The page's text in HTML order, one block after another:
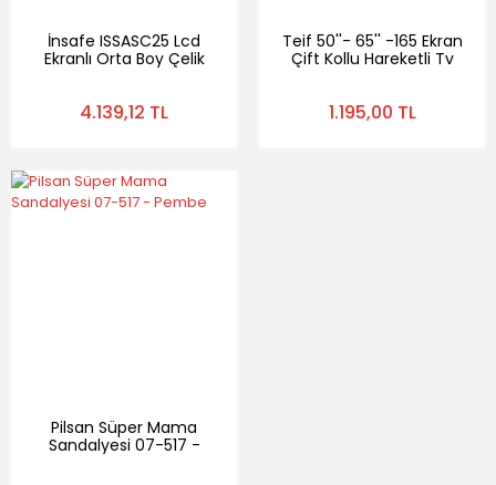
İnsafe ISSASC25 Lcd
Ekranlı Orta Boy Çelik
4.139,12 TL
Teif 50''- 65'' -165 Ekran
Çift Kollu Hareketli Tv
1.195,00 TL
Pilsan Süper Mama
Sandalyesi 07-517 -